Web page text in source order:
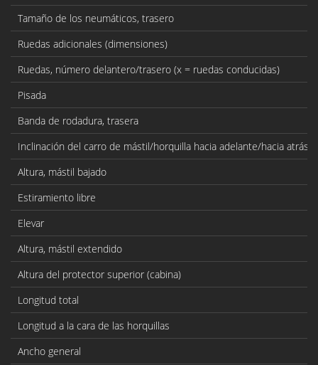
Tamaño de los neumáticos, trasero
Ruedas adicionales (dimensiones)
Ruedas, número delantero/trasero (x = ruedas conducidas)
Pisada
Banda de rodadura, trasera
Inclinación del carro de mástil/horquilla hacia adelante/hacia atrás
Altura, mástil bajado
Estiramiento libre
Elevar
Altura, mástil extendido
Altura del protector superior (cabina)
Longitud total
Longitud a la cara de las horquillas
Ancho general